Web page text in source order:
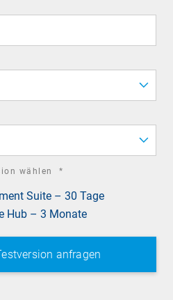
wählen *
Suite – 30 Tage
Hub – 3 Monate